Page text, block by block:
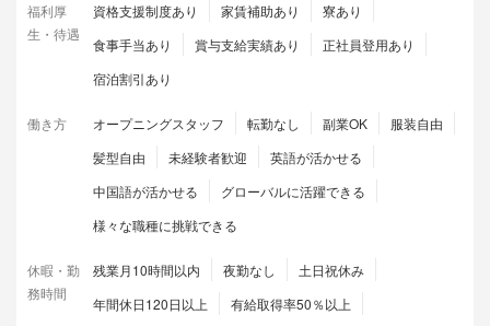
福利厚
生・待遇
資格支援制度あり 家賃補助あり
寮あり
食事手当あり
賞与支給実績あり
正社員登用あり
宿泊割引あり
働き方 オープニングスタッフ 転勤なし 副業OK
服装自由
髪型自由
未経験者歓迎
英語が活かせる
中国語が活かせる
グローバルに活躍できる
様々な職種に挑戦できる
休暇・勤
務時間
残業月10時間以内 夜勤なし
土日祝休み
年間休日120日以上
有給取得率50％以上